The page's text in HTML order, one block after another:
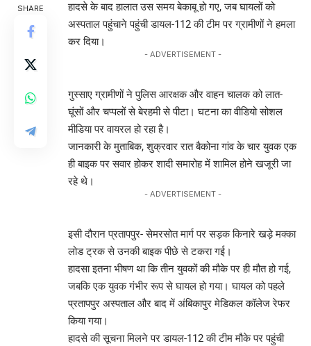
SHARE
हादसे के बाद हालात उस समय बेकाबू हो गए, जब घायलों को
अस्पताल पहुंचाने पहुंची डायल-112 की टीम पर ग्रामीणों ने हमला
कर दिया।
- ADVERTISEMENT -
गुस्साए ग्रामीणों ने पुलिस आरक्षक और वाहन चालक को लात-
घूंसों और चप्पलों से बेरहमी से पीटा। घटना का वीडियो सोशल
मीडिया पर वायरल हो रहा है।
जानकारी के मुताबिक, शुक्रवार रात बैकोना गांव के चार युवक एक
ही बाइक पर सवार होकर शादी समारोह में शामिल होने खजूरी जा
रहे थे।
- ADVERTISEMENT -
इसी दौरान प्रतापपुर- सेमरसोत मार्ग पर सड़क किनारे खड़े मक्का
लोड ट्रक से उनकी बाइक पीछे से टकरा गई।
हादसा इतना भीषण था कि तीन युवकों की मौके पर ही मौत हो गई,
जबकि एक युवक गंभीर रूप से घायल हो गया। घायल को पहले
प्रतापपुर अस्पताल और बाद में अंबिकापुर मेडिकल कॉलेज रेफर
किया गया।
हादसे की सूचना मिलने पर डायल-112 की टीम मौके पर पहुंची